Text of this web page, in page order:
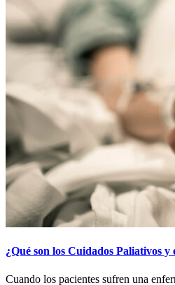
¿Qué son los Cuidados Paliativos y
Cuando los pacientes sufren una